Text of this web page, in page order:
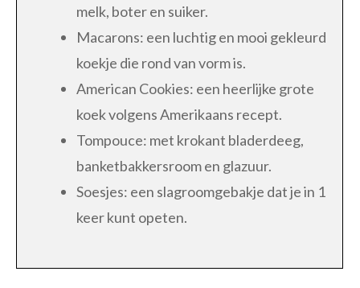
melk, boter en suiker.
Macarons: een luchtig en mooi gekleurd
koekje die rond van vorm is.
American Cookies: een heerlijke grote
koek volgens Amerikaans recept.
Tompouce: met krokant bladerdeeg,
banketbakkersroom en glazuur.
Soesjes: een slagroomgebakje dat je in 1
keer kunt opeten.